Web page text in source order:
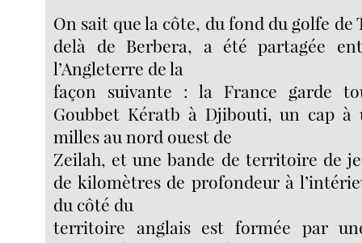
On sait que la côte, du fond du golfe de
delà de Berbera, a été partagée
l’Angleterre de la
façon suivante : la France garde
Goubbet Kératb à Djibouti, un cap à
milles au nord ouest de
Zeilah, et une bande de territoire de
de kilomètres de profondeur à
du côté du
territoire anglais est formée par